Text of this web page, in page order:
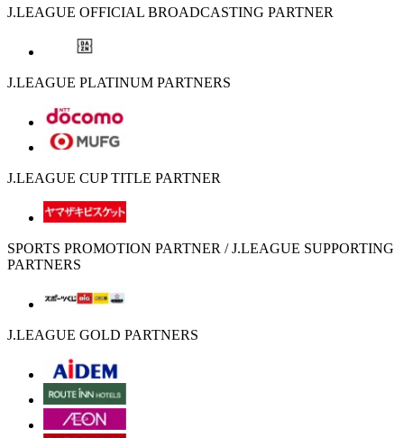
J.LEAGUE OFFICIAL BROADCASTING PARTNER
J.LEAGUE PLATINUM PARTNERS
J.LEAGUE CUP TITLE PARTNER
SPORTS PROMOTION PARTNER / J.LEAGUE SUPPORTING
PARTNERS
J.LEAGUE GOLD PARTNERS